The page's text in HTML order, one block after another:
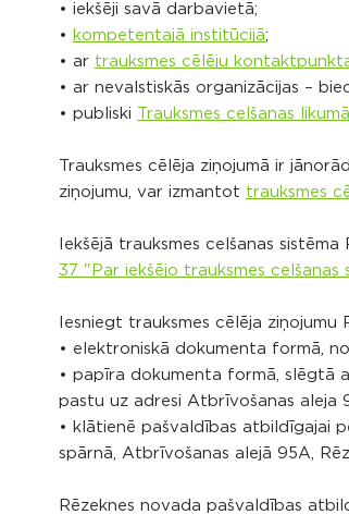
• iekšēji savā darbavietā;
• kompetentajā institūcijā;
• ar trauksmes cēlēju
• ar nevalstiskās organizācijas –
• publiski
Trauksmes celšanas
Trauksmes cēlēja ziņojumā ir
ziņojumu, var izmantot trauksmes
Iekšējā trauksmes celšanas
37 "Par iekšējo trauksmes
Iesniegt trauksmes cēlēja
• elektroniskā dokumenta formā,
• papīra dokumenta formā, slēgtā
pastu uz adresi Atbrīvošanas aleja
• klātienē pašvaldības atbildīgajai
spārnā, Atbrīvošanas alejā 95A,
Rēzeknes novada pašvaldības